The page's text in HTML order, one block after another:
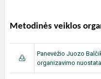
Metodinės veiklos
Panevėžio Juozo
organizavimo